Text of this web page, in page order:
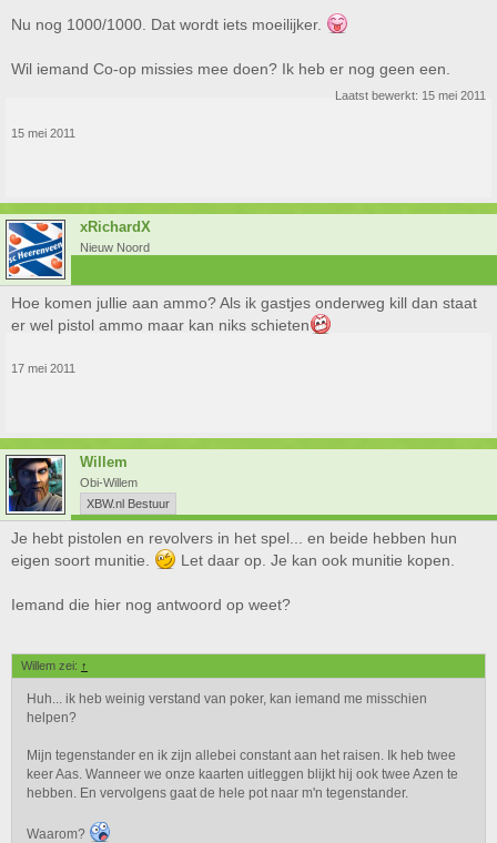
Nu nog 1000/1000. Dat wordt iets moeilijker.
Wil iemand Co-op missies mee doen? Ik heb er nog geen een.
Laatst bewerkt: 15 mei 2011
15 mei 2011
xRichardX
Nieuw Noord
Hoe komen jullie aan ammo? Als ik gastjes onderweg kill dan staat
er wel pistol ammo maar kan niks schieten
17 mei 2011
Willem
Obi-Willem
XBW.nl Bestuur
Je hebt pistolen en revolvers in het spel... en beide hebben hun
eigen soort munitie.
Let daar op. Je kan ook munitie kopen.
Iemand die hier nog antwoord op weet?
Willem zei: ↑
Huh... ik heb weinig verstand van poker, kan iemand me misschien
helpen?
Mijn tegenstander en ik zijn allebei constant aan het raisen. Ik heb twee
keer Aas. Wanneer we onze kaarten uitleggen blijkt hij ook twee Azen te
hebben. En vervolgens gaat de hele pot naar m'n tegenstander.
Waarom?